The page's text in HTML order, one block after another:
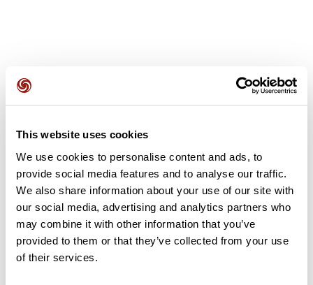
This website uses cookies
We use cookies to personalise content and ads, to
provide social media features and to analyse our traffic.
We also share information about your use of our site with
our social media, advertising and analytics partners who
may combine it with other information that you’ve
provided to them or that they’ve collected from your use
of their services.
Avis des utilisateurs
Soyez le premier à ajouter un avis !
Ajouter un avis
Résumé